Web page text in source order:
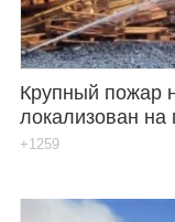
Крупный пожар
локализован
+1259